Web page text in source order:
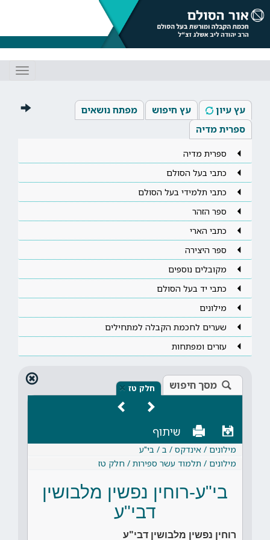
עץ עיון עץ חיפוש
מפתח נושאים
ספרית מדיה
ספרית מדיה
כתבי בעל הסולם
כתבי תלמידי בעל הסולם
ספר הזהר
כתבי הארי
ספר היצירה
מקובלים נוספים
כתבי יד בעל הסולם
מילונים
שערים לחכמת הקבלה למתחילים
עזרים ומפתחות
מסך חיפוש חלק טז ×
שיתוף
מילונים / אינדקס / ב / בי"ע
מילונים / תלמוד עשר ספירות / חלק טז
בי"ע-רוחין נפשין מלבושין
דבי"ע
רוחין נפשין מלבושין דבי"ע